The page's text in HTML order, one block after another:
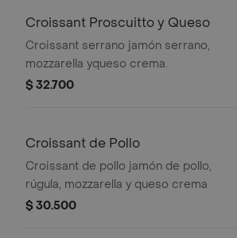
Croissant Proscuitto y Queso
Croissant serrano jamón serrano,
mozzarella yqueso crema.
$ 32.700
Croissant de Pollo
Croissant de pollo jamón de pollo,
rúgula, mozzarella y queso crema
$ 30.500